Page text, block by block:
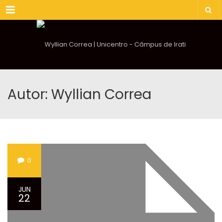
Menu
Autor: Wyllian Correa
0
JUN
22